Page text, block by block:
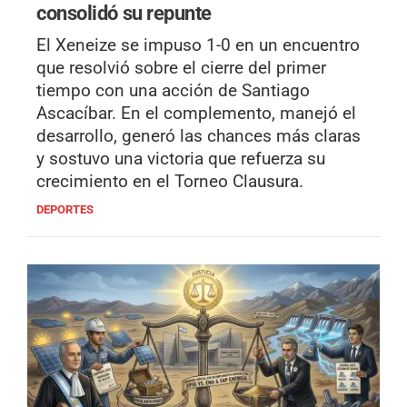
consolidó su repunte
El Xeneize se impuso 1-0 en un encuentro
que resolvió sobre el cierre del primer
tiempo con una acción de Santiago
Ascacíbar. En el complemento, manejó el
desarrollo, generó las chances más claras
y sostuvo una victoria que refuerza su
crecimiento en el Torneo Clausura.
DEPORTES